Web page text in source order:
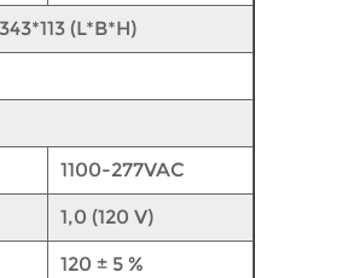
(L*B*H)
1100-277VAC
1,0 (120 V)
120 ± 5 %